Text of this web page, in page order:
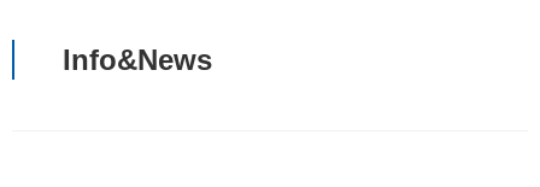
Info&News